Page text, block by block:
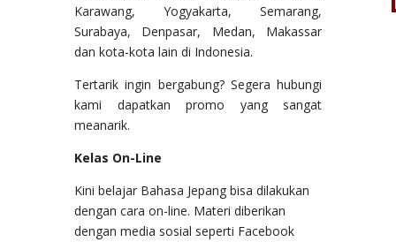
Karawang, Yogyakarta, Semarang,
Surabaya, Denpasar, Medan, Makassar
dan kota-kota lain di Indonesia.
Tertarik ingin bergabung? Segera hubungi
kami dapatkan promo yang sangat
meanarik.
Kelas On-Line
Kini belajar Bahasa Jepang bisa dilakukan
dengan cara on-line. Materi diberikan
dengan media sosial seperti Facebook